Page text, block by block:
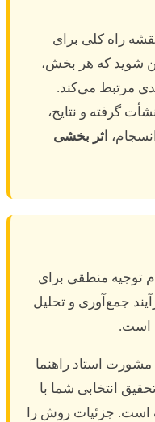
کلی برای
که هر بخش،
می‌کند.
و نتایج،
اثر بخشی
منطقی برای
و تحلیل
استاد راهنما
شما با
جزئیات روش را